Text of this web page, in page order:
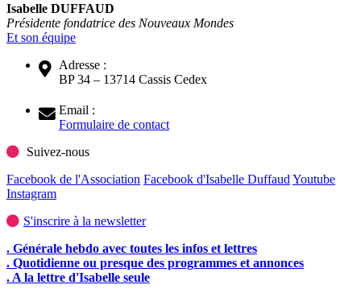
Isabelle DUFFAUD
Présidente fondatrice des Nouveaux Mondes
Et son équipe
Adresse :
BP 34 – 13714 Cassis Cedex
Email :
Formulaire de contact
Suivez-nous
Facebook de l'Association Facebook d'Isabelle Duffaud Youtube
Instagram
S'inscrire à la newsletter
. Générale hebdo avec toutes les infos et lettres
. Quotidienne ou presque des programmes et annonces
. A la lettre d'Isabelle seule